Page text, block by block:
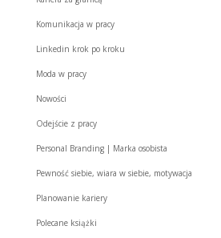
Komunikacja w pracy
Linkedin krok po kroku
Moda w pracy
Nowości
Odejście z pracy
Personal Branding | Marka osobista
Pewność siebie, wiara w siebie, motywacja
Planowanie kariery
Polecane książki